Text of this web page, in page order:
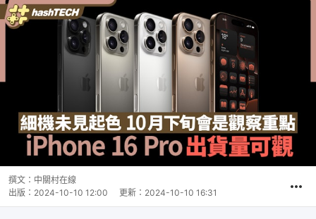
撰文： 中關村在線
出版： 2024-10-10 12:00 更新： 2024-10-10 16:31